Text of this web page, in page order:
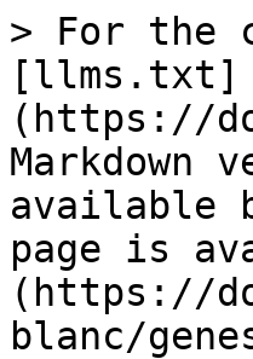
> For the
[llms.txt]
(https://
Markdown
available
page is
(https://
blanc/